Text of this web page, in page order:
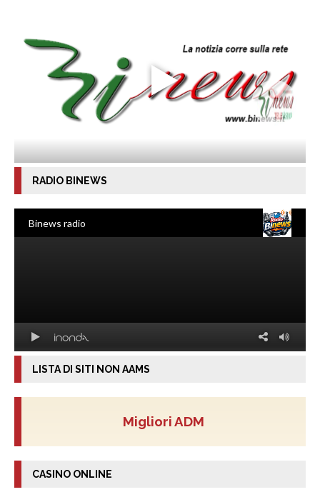
RADIO BINEWS
LISTA DI SITI NON AAMS
Migliori ADM
CASINO ONLINE